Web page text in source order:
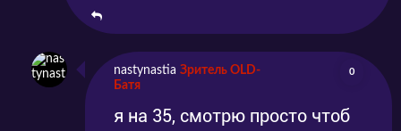
nastynastia Зритель OLD-
Батя
0
я на 35, смотрю просто чтоб